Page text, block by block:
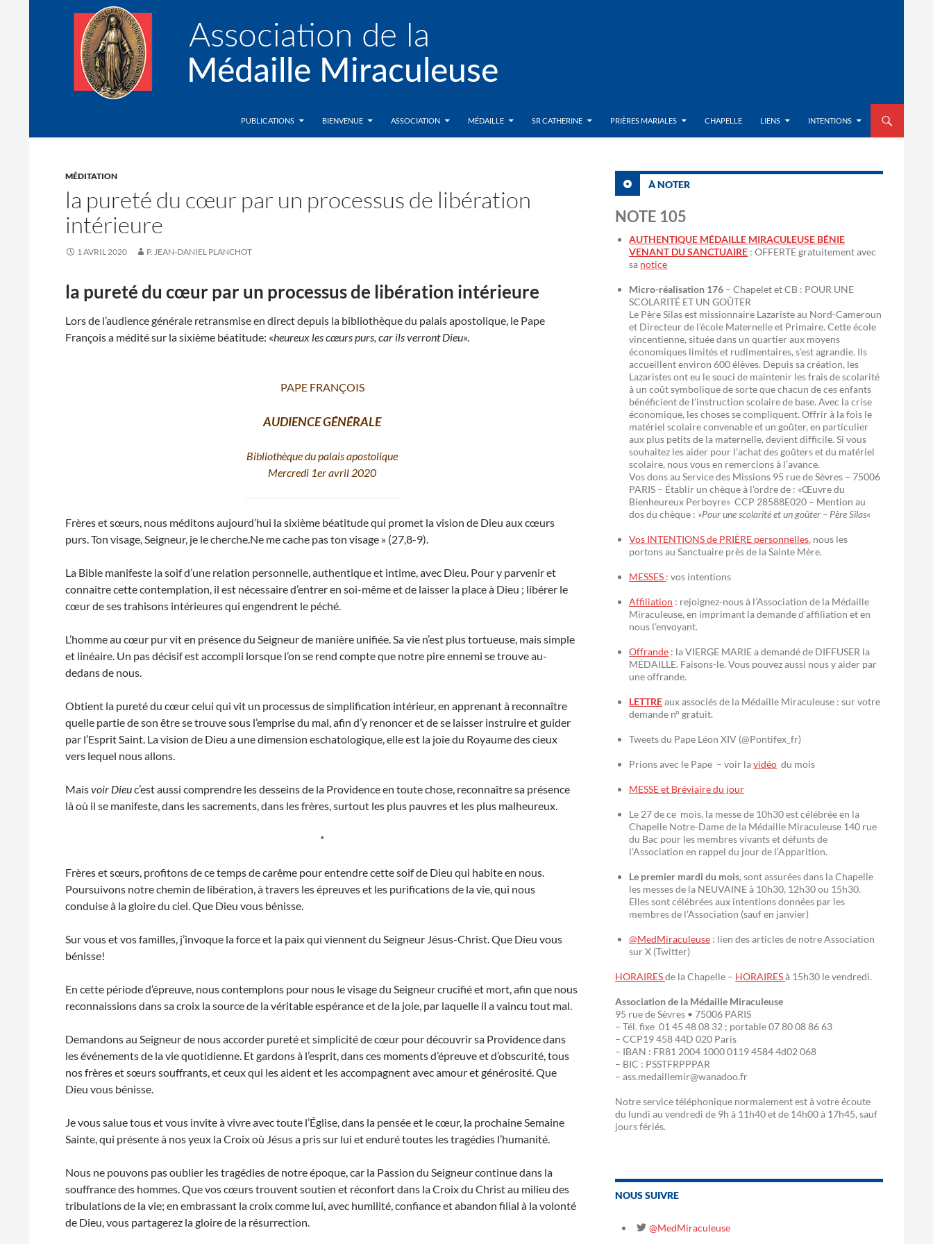
Association de la Médaille MiraculeusePUBLICATIONS
BIENVENUE ASSOCIATION MÉDAILLE SR CATHERINE PRIÈRES MARIALES CHAPELLE LIENS INTENTIONS
MÉDITATION
la pureté du cœur par un processus de libération
intérieure
1 AVRIL 2020 P. JEAN-DANIEL PLANCHOT
la pureté du cœur par un processus de libération intérieure
Lors de l’audience générale retransmise en direct depuis la bibliothèque du palais apostolique, le Pape
François a médité sur la sixième béatitude: «heureux les cœurs purs, car ils verront Dieu».
PAPE FRANÇOIS
AUDIENCE GÉNÉRALE
Bibliothèque du palais apostolique
Mercredi 1er avril 2020
Frères et sœurs, nous méditons aujourd’hui la sixième béatitude qui promet la vision de Dieu aux cœurs
purs. Ton visage, Seigneur, je le cherche.Ne me cache pas ton visage » (27,8-9).
La Bible manifeste la soif d’une relation personnelle, authentique et intime, avec Dieu. Pour y parvenir et
connaitre cette contemplation, il est nécessaire d’entrer en soi-même et de laisser la place à Dieu ; libérer le
cœur de ses trahisons intérieures qui engendrent le péché.
L’homme au cœur pur vit en présence du Seigneur de manière unifiée. Sa vie n’est plus tortueuse, mais simple
et linéaire. Un pas décisif est accompli lorsque l’on se rend compte que notre pire ennemi se trouve au-
dedans de nous.
Obtient la pureté du cœur celui qui vit un processus de simplification intérieur, en apprenant à reconnaître
quelle partie de son être se trouve sous l’emprise du mal, afin d’y renoncer et de se laisser instruire et guider
par l’Esprit Saint. La vision de Dieu a une dimension eschatologique, elle est la joie du Royaume des cieux
vers lequel nous allons.
Maisvoir Dieuc’est aussi comprendre les desseins de la Providence en toute chose, reconnaître sa présence
là où il se manifeste, dans les sacrements, dans les frères, surtout les plus pauvres et les plus malheureux.
*
Frères et sœurs, profitons de ce temps de carême pour entendre cette soif de Dieu qui habite en nous.
Poursuivons notre chemin de libération, à travers les épreuves et les purifications de la vie, qui nous
conduise à la gloire du ciel. Que Dieu vous bénisse.
Sur vous et vos familles, j’invoque la force et la paix qui viennent du Seigneur Jésus-Christ. Que Dieu vous
bénisse!
En cette période d’épreuve, nous contemplons pour nous le visage du Seigneur crucifié et mort, afin que nous
reconnaissions dans sa croix la source de la véritable espérance et de la joie, par laquelle il a vaincu tout mal.
Demandons au Seigneur de nous accorder pureté et simplicité de cœur pour découvrir sa Providence dans
les événements de la vie quotidienne. Et gardons à l’esprit, dans ces moments d’épreuve et d’obscurité, tous
nos frères et sœurs souffrants, et ceux qui les aident et les accompagnent avec amour et générosité.Que
Dieu vous bénisse.
Je vous salue tous et vous invite à vivre avec toute l’Église, dans la pensée et le cœur, la prochaine Semaine
Sainte, qui présente à nos yeux la Croix où Jésus a pris sur lui et enduré toutes les tragédies l’humanité.
Nous ne pouvons pas oublier les tragédies de notre époque, car la Passion du Seigneur continue dans la
souffrance des hommes. Que vos cœurs trouvent soutien et réconfort dans la Croix du Christ au milieu des
tribulations de la vie; en embrassant la croix comme lui, avec humilité, confiance et abandon filial à la volonté
de Dieu, vous partagerez la gloire de la résurrection.
À NOTER
NOTE 105
AUTHENTIQUE MÉDAILLE MIRACULEUSE BÉNIE
VENANT DU SANCTUAIRE : OFFERTE gratuitement avec
sa notice
Micro-réalisation 176 – Chapelet et CB : POUR UNE
SCOLARITÉ ET UN GOÛTER
Le Père Silas est missionnaire Lazariste au Nord-Cameroun
et Directeur de l’école Maternelle et Primaire. Cette école
vincentienne, située dans un quartier aux moyens
économiques limités et rudimentaires, s’est agrandie. Ils
accueillent environ 600 élèves. Depuis sa création, les
Lazaristes ont eu le souci de maintenir les frais de scolarité
à un coût symbolique de sorte que chacun de ces enfants
bénéficient de l’instruction scolaire de base. Avec la crise
économique, les choses se compliquent. Offrir à la fois le
matériel scolaire convenable et un goûter, en particulier
aux plus petits de la maternelle, devient difficile. Si vous
souhaitez les aider pour l’achat des goûters et du matériel
scolaire, nous vous en remercions à l’avance.
Vos dons au Service des Missions 95 rue de Sèvres – 75006
PARIS – Établir un chèque à l’ordre de : «Œuvre du
Bienheureux Perboyre» CCP 28588E020 – Mention au
dos du chèque : »Pour une scolarité et un goûter – Père Silas«
Vos INTENTIONS de PRIÈRE personnelles, nous les
portons au Sanctuaire près de la Sainte Mère.
MESSES : vos intentions
Affiliation : rejoignez-nous à l’Association de la Médaille
Miraculeuse, en imprimant la demande d’affiliation et en
nous l’envoyant.
Offrande : la VIERGE MARIE a demandé de DIFFUSER la
MÉDAILLE. Faisons-le. Vous pouvez aussi nous y aider par
une offrande.
LETTREaux associés de la Médaille Miraculeuse : sur votre
demande n° gratuit.
Tweets du Pape Léon XIV (@Pontifex_fr)
Prions avec le Pape – voir lavidéo du mois
MESSE et Bréviaire du jour
Le 27 de ce mois, la messe de 10h30 est célébrée en la
Chapelle Notre-Dame de la Médaille Miraculeuse 140 rue
du Bac pour les membres vivants et défunts de
l’Association en rappel du jour de l’Apparition.
Le premier mardi du mois, sont assurées dans la Chapelle
les messes de la NEUVAINE à 10h30, 12h30 ou 15h30.
Elles sont célébrées aux intentions données par les
membres de l’Association (sauf en janvier)
@MedMiraculeuse : lien des articles de notre Association
sur X (Twitter)
HORAIRESde la Chapelle – HORAIRESà 15h30 le vendredi.
Association de la Médaille Miraculeuse
95 rue de Sèvres • 75006 PARIS
– Tél. fixe 01 45 48 08 32 ; portable 07 80 08 86 63
– CCP19 458 44D 020 Paris
– IBAN : FR81 2004 1000 0119 4584 4d02 068
– BIC : PSSTFRPPPAR
– ass.medaillemir@wanadoo.fr
Notre service téléphonique normalement est à votre écoute
du lundi au vendredi de 9h à 11h40 et de 14h00 à 17h45, sauf
jours fériés.
NOUS SUIVRE
@MedMiraculeuse